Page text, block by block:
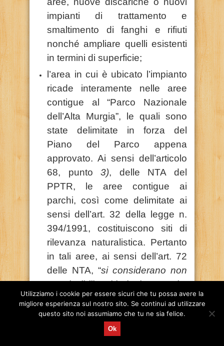
impianti di trattamento e
smaltimento di fanghi e rifiuti
nonché ampliare quelli esistenti
in termini di superficie;
l’area in cui è ubicato l’impianto
ricade interamente nelle aree
contigue al “Parco Nazionale
dell’Alta Murgia”, le quali sono
state delimitate in forza del
Piano del Parco appena
approvato. Ai sensi dell’articolo
68, punto3), delle NTA del
PPTR, le aree contigue ai
parchi, così come delimitate ai
sensi dell’art. 32 della legge n.
394/1991, costituiscono siti di
rilevanza naturalistica. Pertanto
in tali aree, ai sensi dell’art. 72
delle NTA, “si considerano non
ammissibili tutti i piani, progetti e
interventi in contrasto con gli
obiettivi di qualità e le normative
d’uso di cui all’art. 37 e in
Utilizziamo i cookie per essere sicuri che tu possa avere la
migliore esperienza sul nostro sito. Se continui ad utilizzare
questo sito noi assumiamo che tu ne sia felice.
Ok